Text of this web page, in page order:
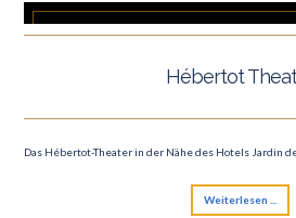
Hébertot
Das Hébertot-Theater in der Nähe des Hotels Jardin
Weiterlesen ...